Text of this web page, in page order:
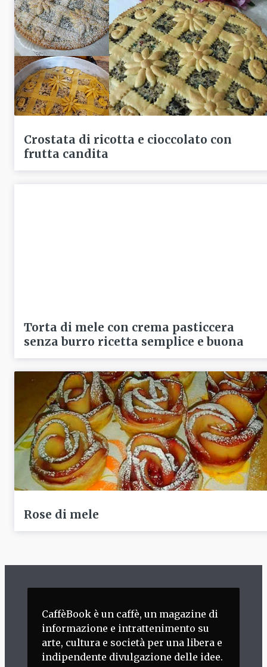
Crostata di ricotta e cioccolato con
frutta candita
Torta di mele con crema pasticcera
senza burro ricetta semplice e buona
Rose di mele
CaffèBook è un caffè, un magazine di
informazione e intrattenimento su
arte, cultura e società per una libera e
indipendente divulgazione delle idee.